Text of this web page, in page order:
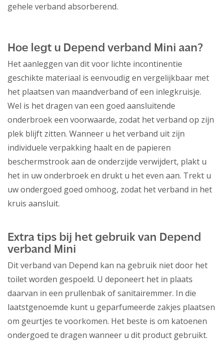
gehele verband absorberend.
Hoe legt u Depend verband Mini aan?
Het aanleggen van dit voor lichte incontinentie
geschikte materiaal is eenvoudig en vergelijkbaar met
het plaatsen van maandverband of een inlegkruisje.
Wel is het dragen van een goed aansluitende
onderbroek een voorwaarde, zodat het verband op zijn
plek blijft zitten. Wanneer u het verband uit zijn
individuele verpakking haalt en de papieren
beschermstrook aan de onderzijde verwijdert, plakt u
het in uw onderbroek en drukt u het even aan. Trekt u
uw ondergoed goed omhoog, zodat het verband in het
kruis aansluit.
Extra tips bij het gebruik van Depend
verband Mini
Dit verband van Depend kan na gebruik niet door het
toilet worden gespoeld. U deponeert het in plaats
daarvan in een prullenbak of sanitairemmer. In die
laatstgenoemde kunt u geparfumeerde zakjes plaatsen
om geurtjes te voorkomen. Het beste is om katoenen
ondergoed te dragen wanneer u dit product gebruikt.